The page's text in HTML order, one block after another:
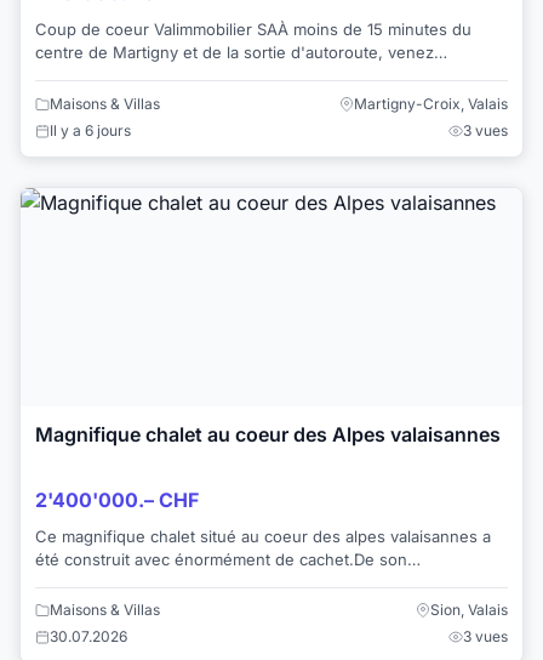
Coup de coeur Valimmobilier SAÀ moins de 15 minutes du
centre de Martigny et de la sortie d'autoroute, venez
Maisons & Villas
Martigny-Croix, Valais
Il y a 6 jours
3 vues
Magnifique chalet au coeur des Alpes valaisannes
2'400'000.– CHF
Ce magnifique chalet situé au coeur des alpes valaisannes a
été construit avec énormément de cachet.De son
Maisons & Villas
Sion, Valais
30.07.2026
3 vues